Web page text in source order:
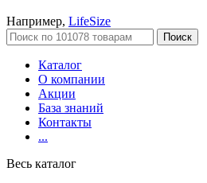
Например, LifeSize
Поиск
Каталог
О компании
Акции
База знаний
Контакты
...
Весь каталог